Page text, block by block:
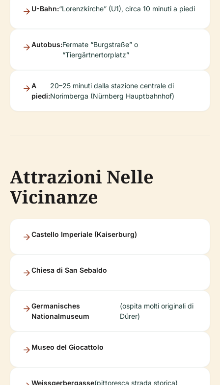
U-Bahn:“Lorenzkirche” (U1), circa 10 minuti a piedi
Autobus:Fermate “Burgstraße” o
“Tiergärtnertorplatz”
A
piedi:
20–25 minuti dalla stazione centrale di
Norimberga (Nürnberg Hauptbahnhof)
Attrazioni Nelle
Vicinanze
Castello Imperiale (Kaiserburg)
Chiesa di San Sebaldo
Germanisches
Nationalmuseum
(ospita molti originali di
Dürer)
Museo del Giocattolo
Weissgerbergasse(pittoresca strada storica)